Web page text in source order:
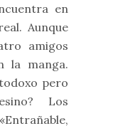
en
Aunque
amigos
la manga.
pero
Los